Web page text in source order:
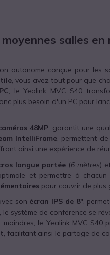
salles en
autonome conçue pour les
, vous avez tout pour que
, le Yealink MVC S40
plus besoin d'un PC pour
48MP , garantit une
IntelliFrame , permettent
ainsi une expérience de
longue portée (6 mètres)
et permettre à
pour couvrir de plus
son écran IPS de 8'',
le système de conférence se
le Yealink MVC
, facilitant ainsi le partage de